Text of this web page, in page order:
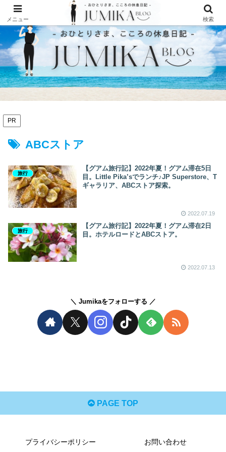
PR
ABCストア
旅行
【グアム旅行記】2022年夏！グアム滞在5日
目。Little Pika’sでランチ♪JP Superstore、T
ギャラリア、ABCストア探索。
2022.07.19
旅行
【グアム旅行記】2022年夏！グアム滞在2日
目。ホテルロードとABCストア。
2022.07.13
Jumikaをフォローする
PAGE TOP
プライバシーポリシー お問い合わせ
メニュー 検索